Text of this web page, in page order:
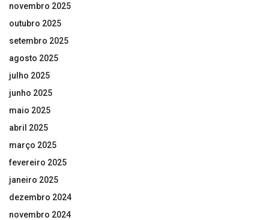
novembro 2025
outubro 2025
setembro 2025
agosto 2025
julho 2025
junho 2025
maio 2025
abril 2025
março 2025
fevereiro 2025
janeiro 2025
dezembro 2024
novembro 2024